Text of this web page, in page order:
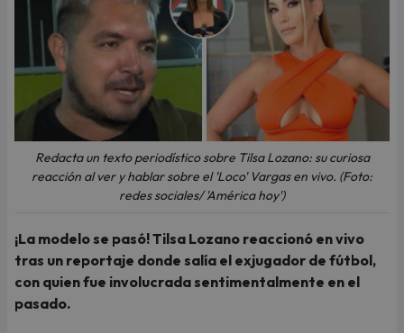
Redacta un texto periodístico sobre Tilsa Lozano: su curiosa
reacción al ver y hablar sobre el 'Loco' Vargas en vivo. (Foto:
redes sociales/ 'América hoy')
¡La modelo se pasó! Tilsa Lozano reaccionó en vivo
tras un reportaje donde salía el exjugador de fútbol,
con quien fue involucrada sentimentalmente en el
pasado.